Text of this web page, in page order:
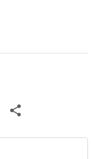
share